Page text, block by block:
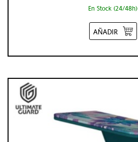
En Stock (24/48h)
AÑADIR